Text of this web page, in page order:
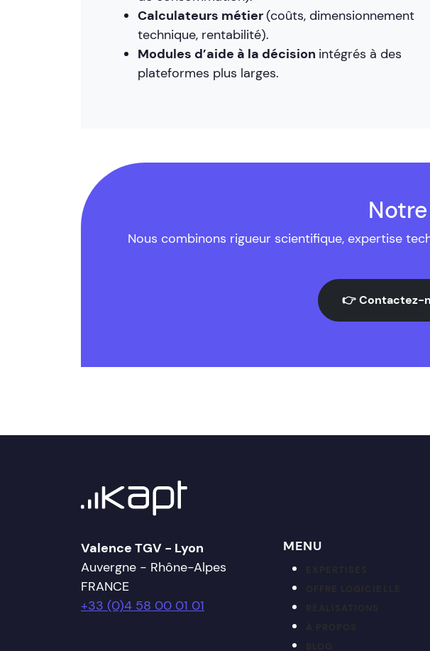
Calculateurs métier(coûts, dimensionnement
technique, rentabilité).
Modules d’aide à la décision intégrés à des
plateformes plus larges.
Nous combinons rigueur scientifique, expertise
👉 Contactez-
Valence TGV - Lyon
Auvergne - Rhône-Alpes
FRANCE
+33 (0)4 58 00 01 01
MENU